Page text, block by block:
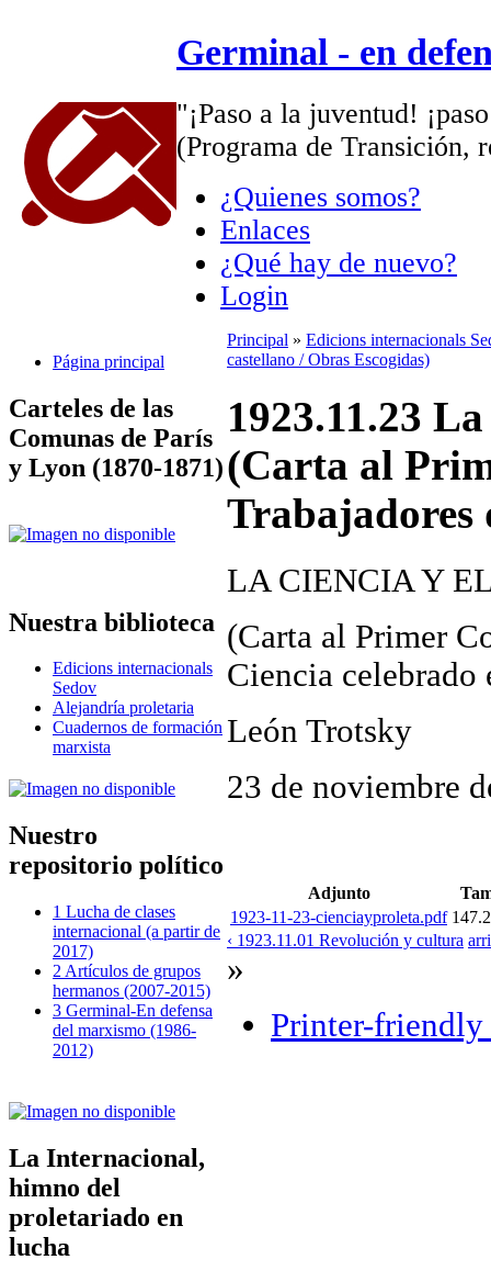
Germinal - en
"¡Paso a la juventud!
(Programa de Transición,
¿Quienes somos?
Enlaces
¿Qué hay de nuevo?
Login
Página principal
Carteles de las
Comunas de París
y Lyon (1870-1871)
Nuestra biblioteca
Edicions internacionals
Sedov
Alejandría proletaria
Cuadernos de formación
marxista
Nuestro
repositorio político
1 Lucha de clases
internacional (a partir de
2017)
2 Artículos de grupos
hermanos (2007-2015)
3 Germinal-En defensa
del marxismo (1986-
2012)
La Internacional,
himno del
proletariado en
lucha
Principal » Edicions internacionals
castellano / Obras Escogidas)
1923.11.23
(Carta al
Trabajadores
LA CIENCIA Y
(Carta al Primer
Ciencia celebrado
León Trotsky
23 de noviembre
Adjunto
1923-11-23-cienciayproleta.pdf
‹ 1923.11.01 Revolución y cultura
»
Printer-friendly